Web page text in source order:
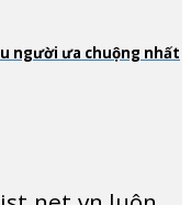
người ưa chuộng nhất